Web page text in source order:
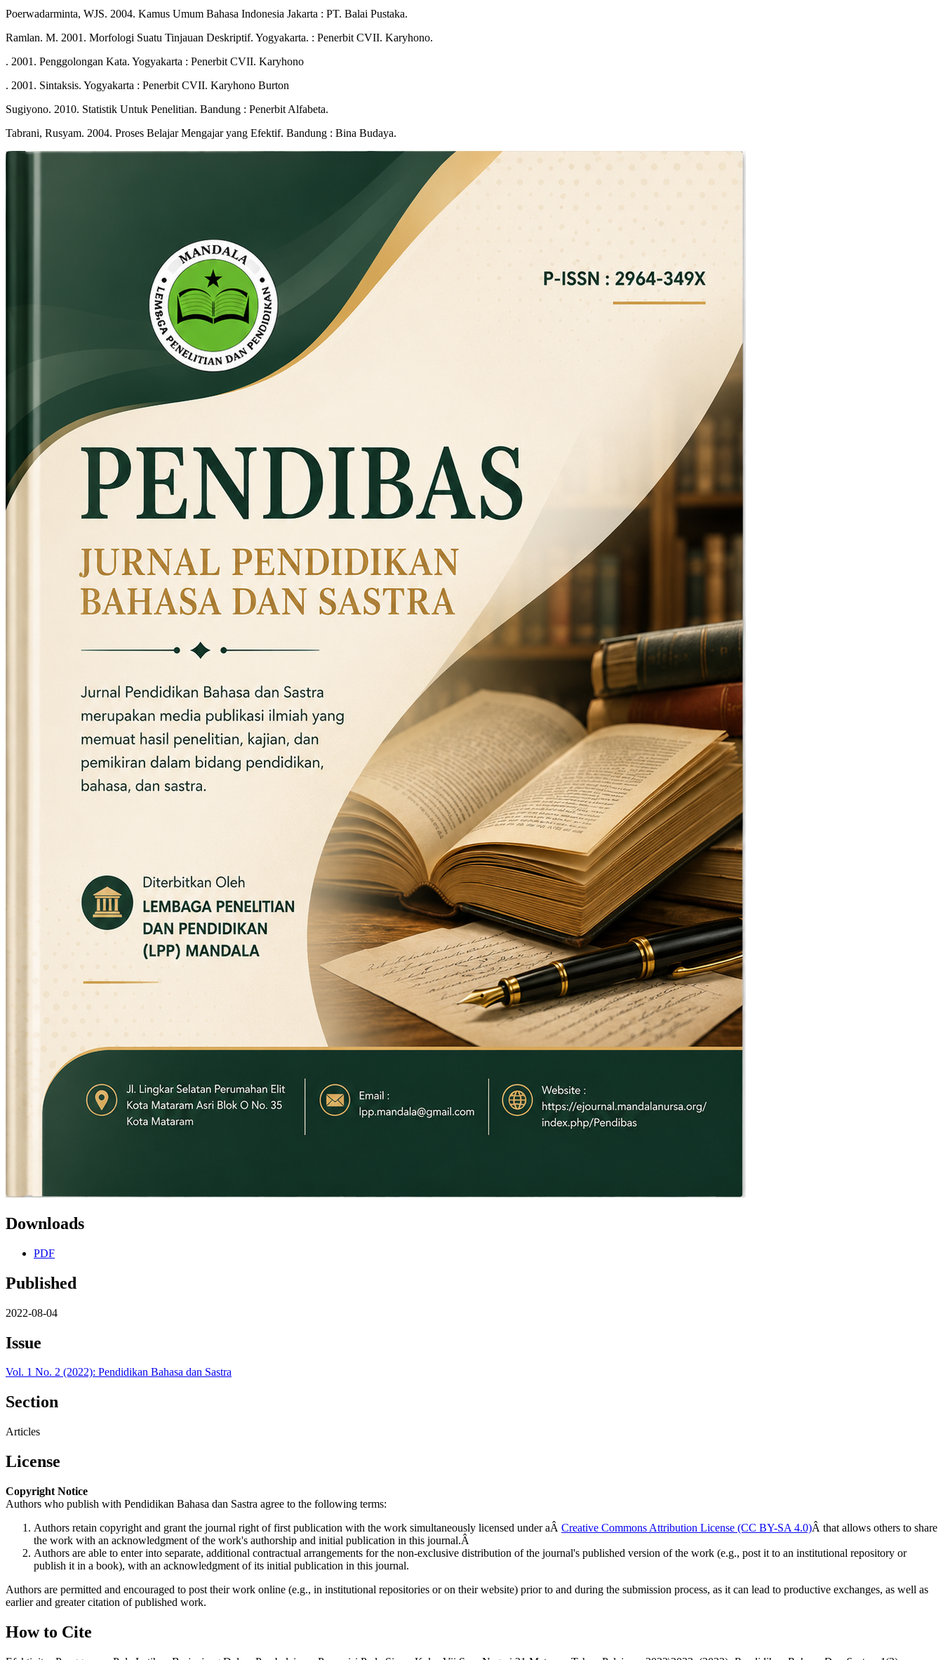
Poerwadarminta, WJS. 2004. Kamus Umum Bahasa Indonesia Jakarta : PT. Balai Pustaka.
Ramlan. M. 2001. Morfologi Suatu Tinjauan Deskriptif. Yogyakarta. : Penerbit CVII. Karyhono.
. 2001. Penggolongan Kata. Yogyakarta : Penerbit CVII. Karyhono
. 2001. Sintaksis. Yogyakarta : Penerbit CVII. Karyhono Burton
Sugiyono. 2010. Statistik Untuk Penelitian. Bandung : Penerbit Alfabeta.
Tabrani, Rusyam. 2004. Proses Belajar Mengajar yang Efektif. Bandung : Bina Budaya.
Downloads
PDF
Published
2022-08-04
Issue
Vol. 1 No. 2 (2022): Pendidikan Bahasa dan Sastra
Section
Articles
License
Copyright Notice
Authors who publish with Pendidikan Bahasa dan Sastra agree to the following terms:
Authors retain copyright and grant the journal right of first publication with the work simultaneously licensed under aÂ Creative Commons Attribution License (CC BY-SA 4.0)Â that allows others to share
the work with an acknowledgment of the work's authorship and initial publication in this journal.Â
Authors are able to enter into separate, additional contractual arrangements for the non-exclusive distribution of the journal's published version of the work (e.g., post it to an institutional repository or
publish it in a book), with an acknowledgment of its initial publication in this journal.
Authors are permitted and encouraged to post their work online (e.g., in institutional repositories or on their website) prior to and during the submission process, as it can lead to productive exchanges, as well as
earlier and greater citation of published work.
How to Cite